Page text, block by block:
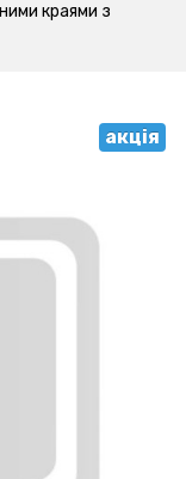
краями з
акція